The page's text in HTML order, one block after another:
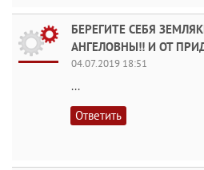
БЕРЕГИТЕ СЕБЯ
АНГЕЛОВНЫ!! И ОТ
04.07.2019 18:51
...
Ответить